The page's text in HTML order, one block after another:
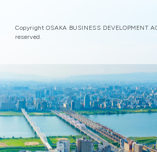
Copyright OSAKA BUSINESS DEVELOPMENT
reserved.